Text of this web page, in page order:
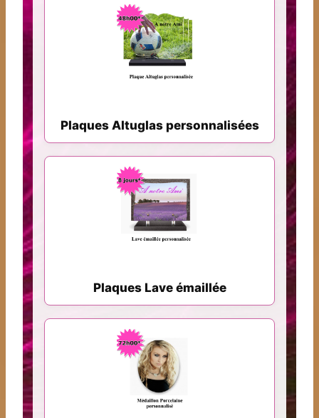
Plaques Altuglas personnalisées
Plaques Lave émaillée